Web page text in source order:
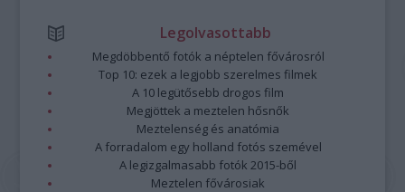
Legolvasottabb
Megdöbbentő fotók a néptelen fővárosról
Top 10: ezek a legjobb szerelmes filmek
A 10 legütősebb drogos film
Megjöttek a meztelen hősnők
Meztelenség és anatómia
A forradalom egy holland fotós szemével
A legizgalmasabb fotók 2015-ből
Meztelen fővárosiak